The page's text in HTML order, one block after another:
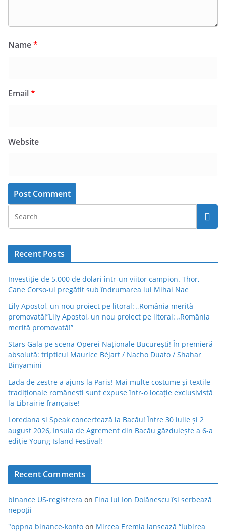
Name*
Email*
Website
Recent Posts
Investiție de 5.000 de dolari într-un viitor campion. Thor,
Cane Corso-ul pregătit sub îndrumarea lui Mihai Nae
Lily Apostol, un nou proiect pe litoral: „România merită
promovată!”Lily Apostol, un nou proiect pe litoral: „România
merită promovată!”
Stars Gala pe scena Operei Naționale București! În premieră
absolută: tripticul Maurice Béjart / Nacho Duato / Shahar
Binyamini
Lada de zestre a ajuns la Paris! Mai multe costume și textile
tradiționale românești sunt expuse într-o locație exclusivistă
la Librairie française!
Loredana și Speak concertează la Bacău! Între 30 iulie și 2
august 2026, Insula de Agrement din Bacău găzduiește a 6-a
ediție Young Island Festival!
Recent Comments
binance US-registrera on Fina lui Ion Dolănescu își serbează
nepoții
"oppna binance-konto on Mircea Eremia lansează “Iubirea